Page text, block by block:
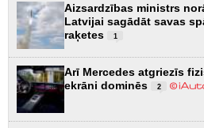
Aizsardzības ministrs
Latvijai sagādāt savas
raķetes
1
Arī Mercedes atgriezīs
ekrāni dominēs
2